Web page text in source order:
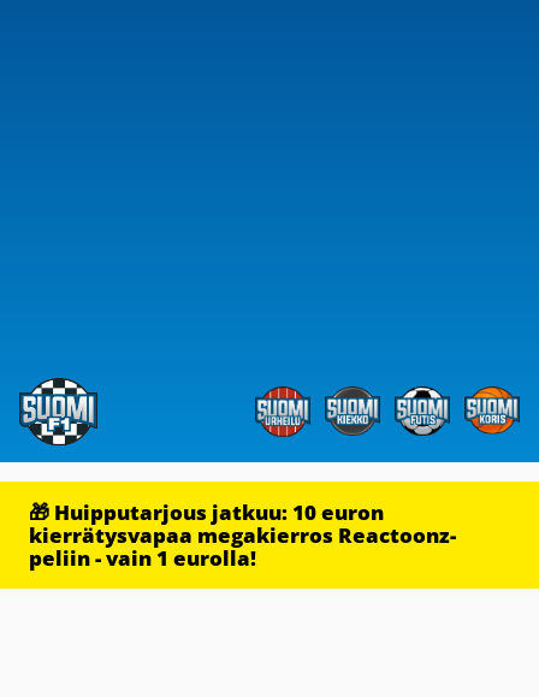
🎁 Huipputarjous jatkuu: 10 euron
kierrätysvapaa megakierros Reactoonz-
peliin - vain 1 eurolla!